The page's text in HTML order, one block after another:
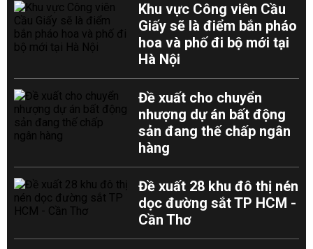
Khu vực Công viên Cầu
Giấy sẽ là điểm bắn pháo
hoa và phố đi bộ mới tại
Hà Nội
Đề xuất cho chuyển
nhượng dự án bất động
sản đang thế chấp ngân
hàng
Đề xuất 28 khu đô thị nén
dọc đường sắt TP HCM -
Cần Thơ